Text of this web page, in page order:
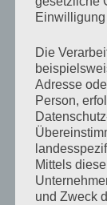
Die
Adresse
Person,
Mittels
und Zweck